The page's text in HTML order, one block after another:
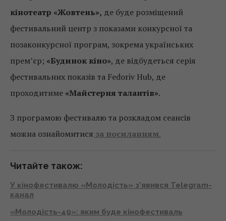
кінотеатр «Жовтень», де буде розміщений
фестивальний центр з показами конкурсної та
позаконкурсної програм, зокрема українських
прем’єр; «Будинок кіно», де відбудеться серія
фестивальних показів та Fedoriv Hub, де
проходитиме «Майстерня талантів».
З програмою фестивалю та розкладом сеансів
можна ознайомитися за посиланням.
Читайте також:
У кінофестивалю «Молодість» з’явився Telegram-
канал
«Молодість-49»: яким буде кінофестиваль